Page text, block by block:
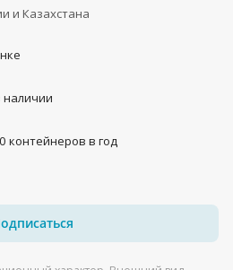
и Казахстана
наличии
контейнеров в год